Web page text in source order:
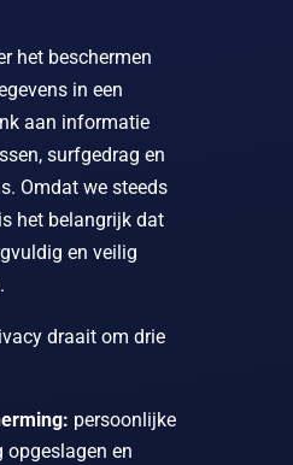
het beschermen
in een
aan informatie
surfgedrag en
Omdat we steeds
het belangrijk dat
en veilig
draait om drie
persoonlijke
en